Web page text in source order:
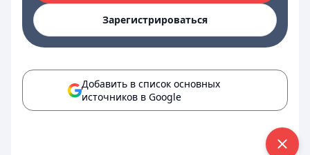
Зарегистрироваться
Добавить в список основных
источников в Google